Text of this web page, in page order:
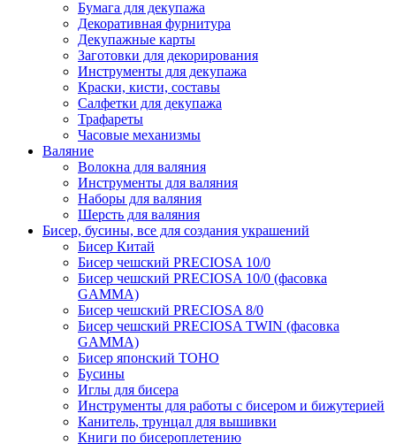
Бумага для декупажа
Декоративная фурнитура
Декупажные карты
Заготовки для декорирования
Инструменты для декупажа
Краски, кисти, составы
Салфетки для декупажа
Трафареты
Часовые механизмы
Валяние
Волокна для валяния
Инструменты для валяния
Наборы для валяния
Шерсть для валяния
Бисер, бусины, все для создания украшений
Бисер Китай
Бисер чешский PRECIOSA 10/0
Бисер чешский PRECIOSA 10/0 (фасовка
GAMMA)
Бисер чешский PRECIOSA 8/0
Бисер чешский PRECIOSA TWIN (фасовка
GAMMA)
Бисер японский TOHO
Бусины
Иглы для бисера
Инструменты для работы с бисером и бижутерией
Канитель, трунцал для вышивки
Книги по бисероплетению